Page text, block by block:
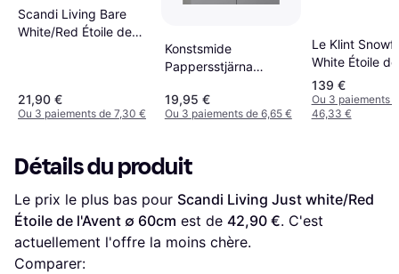
Scandi Living Bare
White/Red Étoile de
21,90 €
Ou 3 paiements de 7,30 €
Konstsmide
Pappersstjärna
l'Avent
19,95 €
Ou 3 paiements de 6,65 €
Le Klint
White Étoile
∅ 29cm
139 €
Ou 3 paiements
46,33 €
Détails du produit
Le prix le plus bas pour Scandi Living Just white/Red
Étoile de l'Avent ∅ 60cm est de 42,90 €. C'est
actuellement l'offre la moins chère.
Comparer: